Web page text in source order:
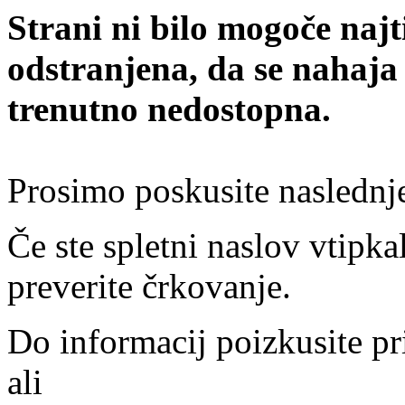
Strani ni bilo mogoče
odstranjena, da se
trenutno nedostopna.
Prosimo poskusite
Če ste spletni naslov
preverite črkovanje.
Do informacij poizkusite
ali